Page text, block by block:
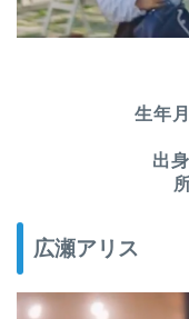
生年
出
広瀬アリス